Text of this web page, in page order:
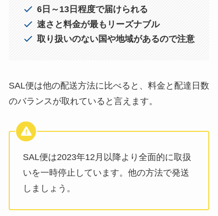
6日～13日程度で届けられる
速さと料金が最もリーズナブル
取り扱いのない国や地域があるので注意
SAL便は他の配送方法に比べると、料金と配達日数
のバランスが取れていると言えます。
SAL便は2023年12月以降より全面的に取扱
いを一時停止しています。他の方法で発送
しましょう。